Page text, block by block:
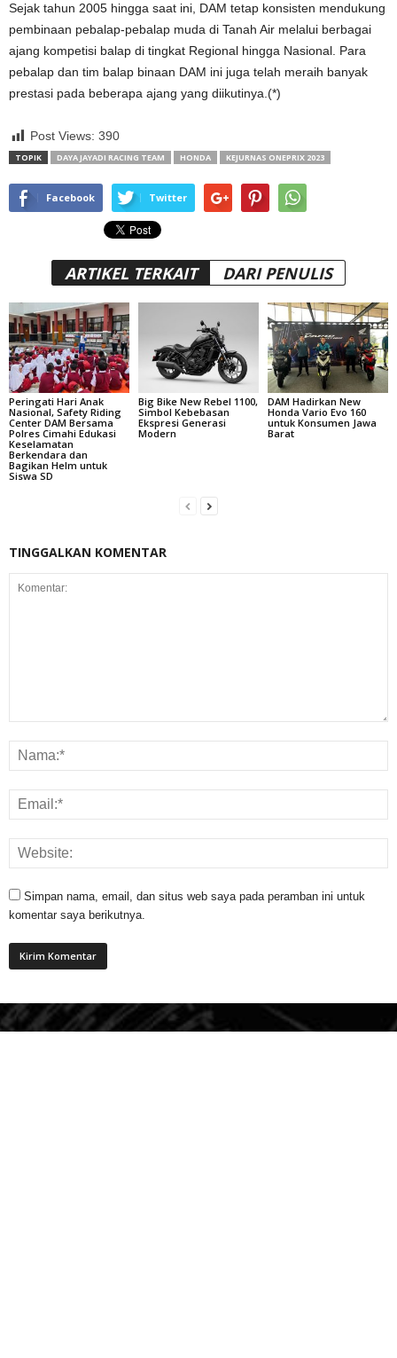
Sejak tahun 2005 hingga saat ini, DAM tetap konsisten mendukung
pembinaan pebalap-pebalap muda di Tanah Air melalui berbagai
ajang kompetisi balap di tingkat Regional hingga Nasional. Para
pebalap dan tim balap binaan DAM ini juga telah meraih banyak
prestasi pada beberapa ajang yang diikutinya.(*)
Post Views: 390
TOPIK DAYA JAYADI RACING TEAM HONDA KEJURNAS ONEPRIX 2023
Facebook Twitter
ARTIKEL TERKAIT DARI PENULIS
Peringati Hari Anak
Nasional, Safety Riding
Center DAM Bersama
Polres Cimahi Edukasi
Keselamatan
Berkendara dan
Bagikan Helm untuk
Siswa SD
Big Bike New Rebel 1100,
Simbol Kebebasan
Ekspresi Generasi
Modern
DAM Hadirkan New
Honda Vario Evo 160
untuk Konsumen Jawa
Barat
TINGGALKAN KOMENTAR
Simpan nama, email, dan situs web saya pada peramban ini untuk
komentar saya berikutnya.